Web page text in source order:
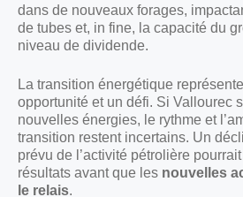
dans de nouveaux forages,
de tubes et, in fine, la capacité du
niveau de dividende.
La transition énergétique
opportunité et un défi. Si Vallourec
nouvelles énergies, le rythme et
transition restent incertains. Un
prévu de l’activité pétrolière
résultats avant que les nouvelles
le relais.